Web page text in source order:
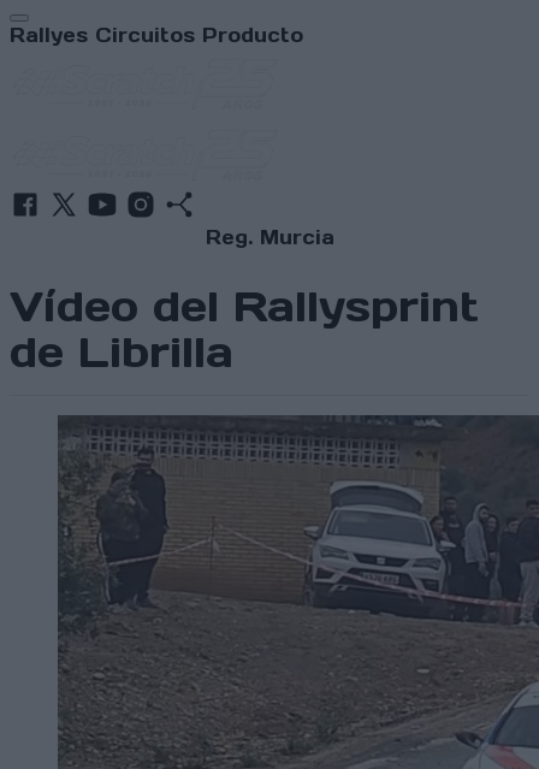
Abrir menú
Rallyes Circuitos Producto
Reg. Murcia
Vídeo del Rallysprint
de Librilla